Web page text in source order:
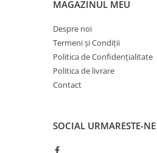
MAGAZINUL MEU
Despre noi
Termeni și Condiții
Politica de Confidențialitate
Politica de livrare
Contact
SOCIAL URMARESTE-